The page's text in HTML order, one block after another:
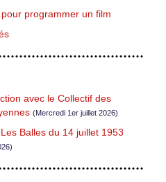
programmer un film
avec le Collectif des
(Mercredi 1er juillet 2026)
Balles du 14 juillet 1953